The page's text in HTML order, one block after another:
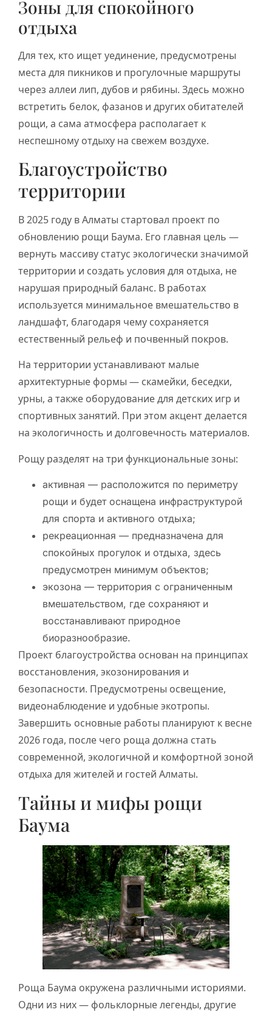
Зоны для спокойного
отдыха
Для тех, кто ищет уединение, предусмотрены
места для пикников и прогулочные маршруты
через аллеи лип, дубов и рябины. Здесь можно
встретить белок, фазанов и других обитателей
рощи, а сама атмосфера располагает к
неспешному отдыху на свежем воздухе.
Благоустройство
территории
В 2025 году в Алматы стартовал проект по
обновлению рощи Баума. Его главная цель —
вернуть массиву статус экологически значимой
территории и создать условия для отдыха, не
нарушая природный баланс. В работах
используется минимальное вмешательство в
ландшафт, благодаря чему сохраняется
естественный рельеф и почвенный покров.
На территории устанавливают малые
архитектурные формы — скамейки, беседки,
урны, а также оборудование для детских игр и
спортивных занятий. При этом акцент делается
на экологичность и долговечность материалов.
Рощу разделят на три функциональные зоны:
активная — расположится по периметру
рощи и будет оснащена инфраструктурой
для спорта и активного отдыха;
рекреационная — предназначена для
спокойных прогулок и отдыха, здесь
предусмотрен минимум объектов;
экозона — территория с ограниченным
вмешательством, где сохраняют и
восстанавливают природное
биоразнообразие.
Проект благоустройства основан на принципах
восстановления, экозонирования и
безопасности. Предусмотрены освещение,
видеонаблюдение и удобные экотропы.
Завершить основные работы планируют к весне
2026 года, после чего роща должна стать
современной, экологичной и комфортной зоной
отдыха для жителей и гостей Алматы.
Тайны и мифы рощи
Баума
Роща Баума окружена различными историями.
Одни из них — фольклорные легенды, другие